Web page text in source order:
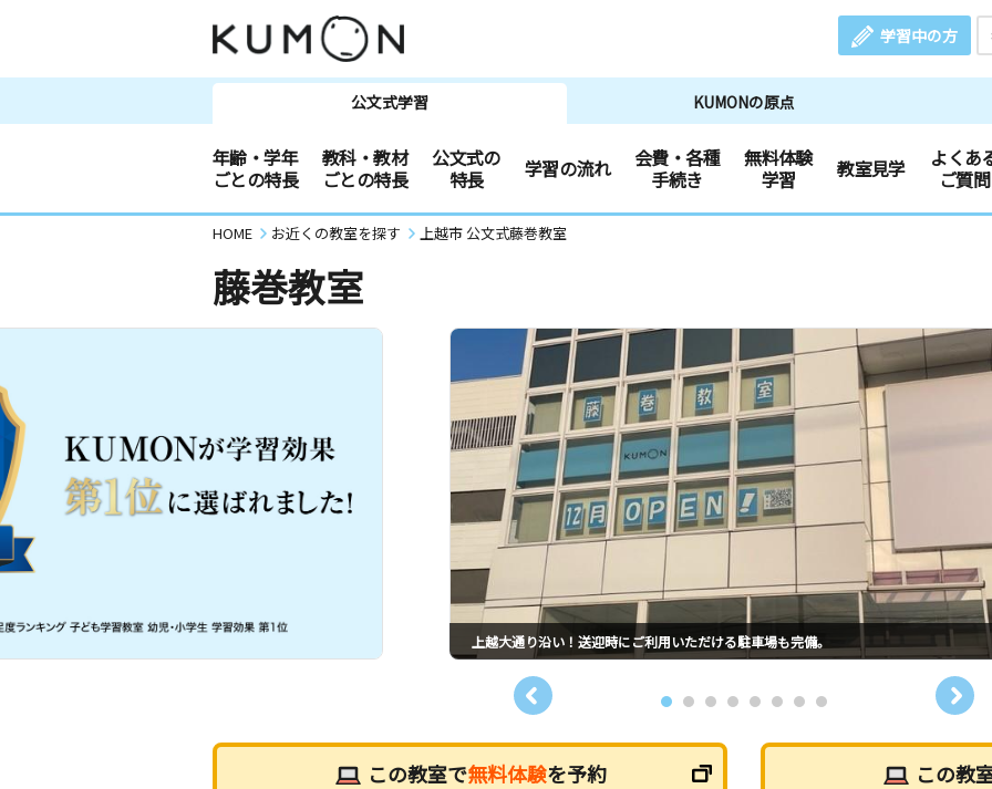
学習中の方
公文式学習 KUMONの原点
年齢・学年
ごとの特長
教科・教材
ごとの特長
公文式の
特長
学習の流れ
会費・各種
手続き
無料体験
学習
教室見学
よくあ
ご質問
HOME お近くの教室を探す 上越市 公文式藤巻教室
藤巻教室
上越大通り沿い！送迎時にご利用いただける駐車場も完備。
この教室で無料体験を予約 この教